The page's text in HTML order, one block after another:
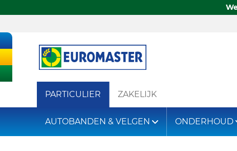
PARTICULIER ZAKELIJK
AUTOBANDEN & VELGEN ONDERHOUD